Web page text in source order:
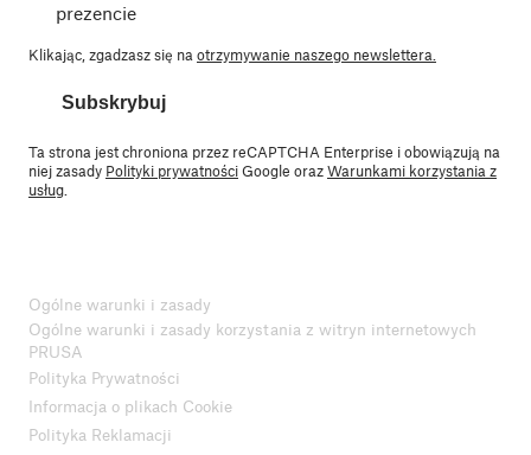
prezencie
Klikając, zgadzasz się na otrzymywanie naszego newslettera.
Subskrybuj
Ta strona jest chroniona przez reCAPTCHA Enterprise i obowiązują na
niej zasady Polityki prywatnościGoogle orazWarunkami korzystania z
usług
Ogólne warunki i zasady
Ogólne warunki i zasady korzystania z witryn internetowych
PRUSA
Polityka Prywatności
Informacja o plikach Cookie
Polityka Reklamacji